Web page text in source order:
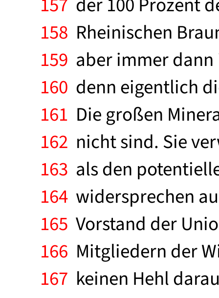
158 Rheinischen
159 aber immer
160 denn eigentlich
161 Die großen
162 nicht sind. Sie
163 als den
164 widersprechen
165 Vorstand der
166 Mitgliedern der
167 keinen Hehl